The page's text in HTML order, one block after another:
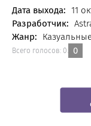
Дата выхода:
11
Разработчик:
Жанр:
Всего голосов: 0. 0